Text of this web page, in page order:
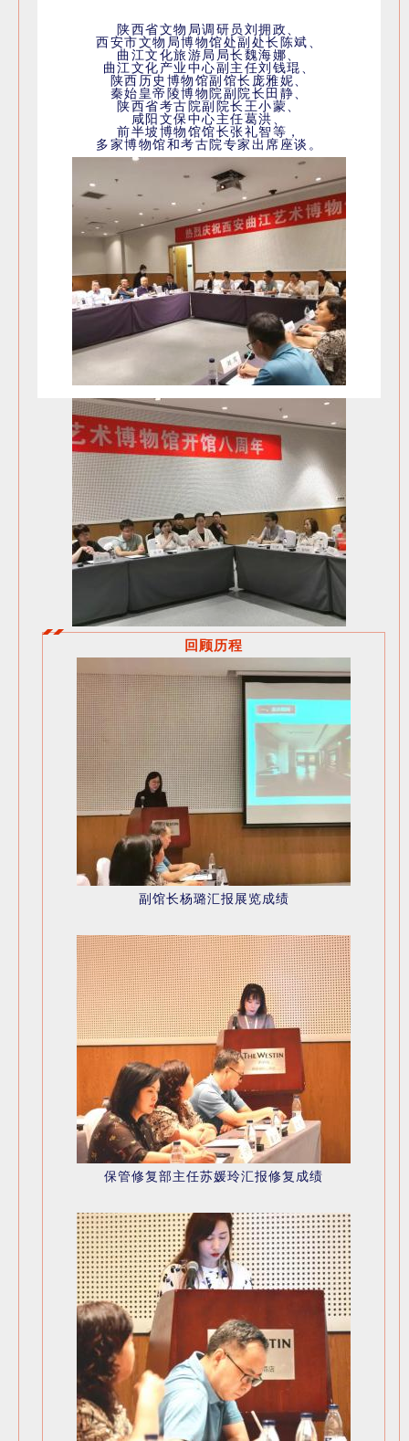
陕西省文物局调研员刘拥政、
西安市文物局博物馆处副处长陈斌、
曲江文化旅游局局长魏海娜、
曲江文化产业中心副主任刘钱琨、
陕西历史博物馆副馆长庞雅妮、
秦始皇帝陵博物院副院长田静、
陕西省考古院副院长王小蒙、
咸阳文保中心主任葛洪、
前半坡博物馆馆长张礼智等，
多家博物馆和考古院专家出席座谈。
回顾历程
副馆长杨璐汇报展览成绩
保管修复部主任苏媛玲汇报修复成绩